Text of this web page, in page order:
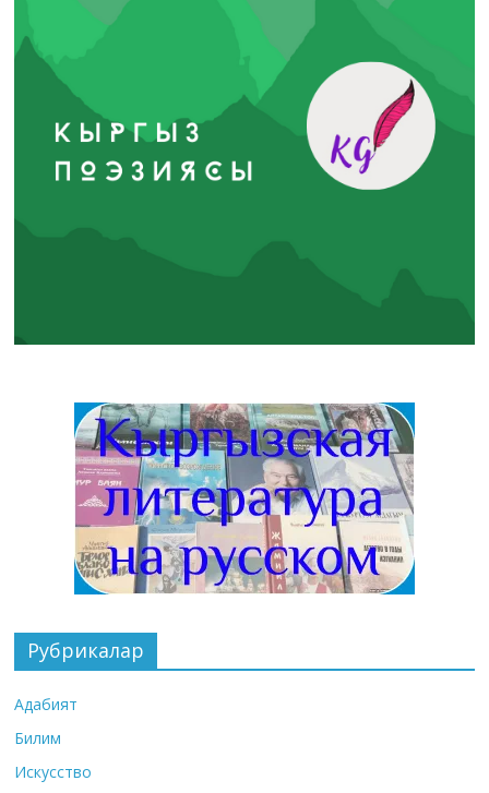
Рубрикалар
Адабият
Билим
Искусство